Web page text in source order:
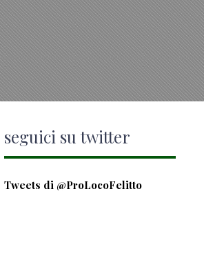
seguici su twitter
Tweets di @ProLocoFelitto